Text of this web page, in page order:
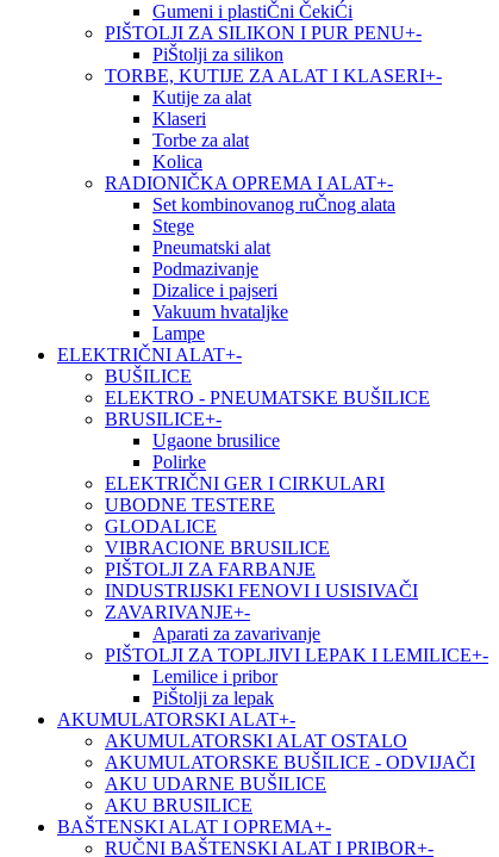
Gumeni i plastiČni ČekiĆi
PIŠTOLJI ZA SILIKON I PUR PENU+-
PiŠtolji za silikon
TORBE, KUTIJE ZA ALAT I KLASERI+-
Kutije za alat
Klaseri
Torbe za alat
Kolica
RADIONIČKA OPREMA I ALAT+-
Set kombinovanog ruČnog alata
Stege
Pneumatski alat
Podmazivanje
Dizalice i pajseri
Vakuum hvataljke
Lampe
ELEKTRIČNI ALAT+-
BUŠILICE
ELEKTRO - PNEUMATSKE BUŠILICE
BRUSILICE+-
Ugaone brusilice
Polirke
ELEKTRIČNI GER I CIRKULARI
UBODNE TESTERE
GLODALICE
VIBRACIONE BRUSILICE
PIŠTOLJI ZA FARBANJE
INDUSTRIJSKI FENOVI I USISIVAČI
ZAVARIVANJE+-
Aparati za zavarivanje
PIŠTOLJI ZA TOPLJIVI LEPAK I LEMILICE+-
Lemilice i pribor
PiŠtolji za lepak
AKUMULATORSKI ALAT+-
AKUMULATORSKI ALAT OSTALO
AKUMULATORSKE BUŠILICE - ODVIJAČI
AKU UDARNE BUŠILICE
AKU BRUSILICE
BAŠTENSKI ALAT I OPREMA+-
RUČNI BAŠTENSKI ALAT I PRIBOR+-